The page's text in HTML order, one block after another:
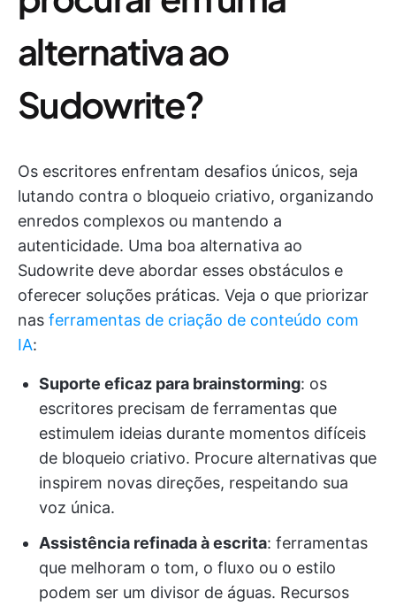
alternativa ao
Sudowrite?
Os escritores enfrentam desafios únicos, seja
lutando contra o bloqueio criativo, organizando
enredos complexos ou mantendo a
autenticidade. Uma boa alternativa ao
Sudowrite deve abordar esses obstáculos e
oferecer soluções práticas. Veja o que priorizar
nas ferramentas de criação de conteúdo com
IA:
Suporte eficaz para brainstorming: os
escritores precisam de ferramentas que
estimulem ideias durante momentos difíceis
de bloqueio criativo. Procure alternativas que
inspirem novas direções, respeitando sua
voz única.
Assistência refinada à escrita: ferramentas
que melhoram o tom, o fluxo ou o estilo
podem ser um divisor de águas. Recursos